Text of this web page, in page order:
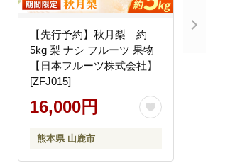
【先行予約】秋月梨 約
5kg 梨 ナシ フルーツ 果物
【日本フルーツ株式会社】
[ZFJ015]
16,000円
熊本県 山鹿市